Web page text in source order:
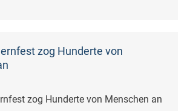
zog Hunderte von
zog Hunderte von Menschen an